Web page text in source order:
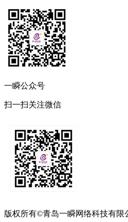
一瞬公众号
扫一扫关注微信
版权所有©青岛一瞬网络科技有限